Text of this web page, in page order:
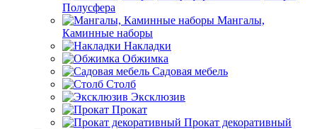
Полусфера
Мангалы,
Каминные наборы
Накладки
Обжимка
Садовая мебель
Столб
Эксклюзив
Прокат
Прокат декоративный